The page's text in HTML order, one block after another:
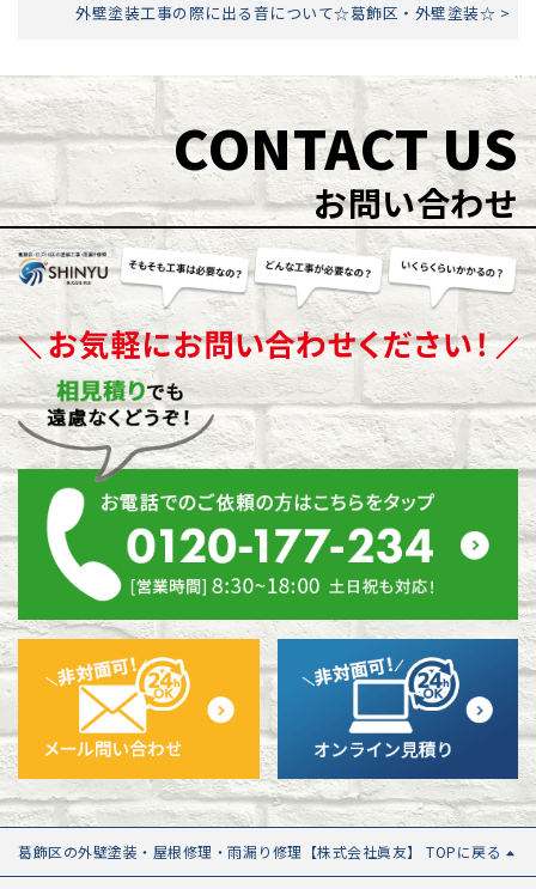
外壁塗装工事の際に出る音について☆葛飾区・外壁塗装☆ >
CONTACT US
お問い合わせ
葛飾区の外壁塗装・屋根修理・雨漏り修理【株式会社眞友】 TOPに戻る